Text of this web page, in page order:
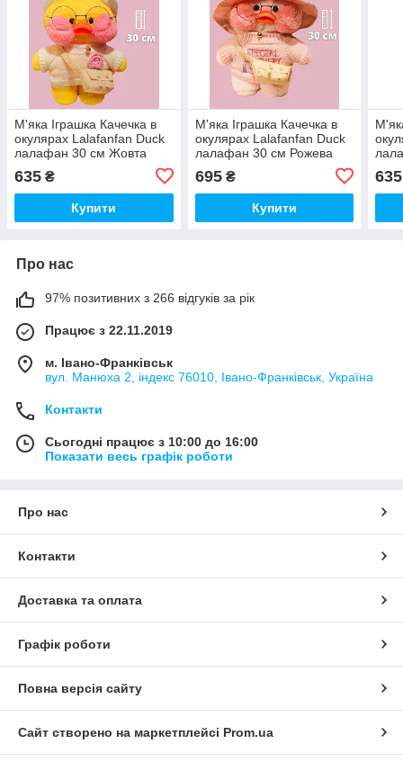
М'яка Іграшка Качечка в
окулярах Lalafanfan Duck
лалафан 30 см Жовта
635 ₴
Купити
М'яка Іграшка Качечка в
окулярах Lalafanfan Duck
лалафан 30 см Рожева
695₴
Купити
635
Про нас
97% позитивних з 266 відгуків за рік
Працює з 22.11.2019
м. Івано-Франківськ
вул. Манюха 2, індекс 76010, Івано-Франківськ, Україна
Контакти
Сьогодні працює з 10:00 до 16:00
Показати весь графік роботи
Про нас
Контакти
Доставка та оплата
Графік роботи
Повна версія сайту
Сайт створено на маркетплейсі Prom.ua